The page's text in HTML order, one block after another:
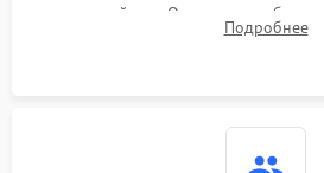
устройства. Оценка
лабораторного блока питания для
Подробнее